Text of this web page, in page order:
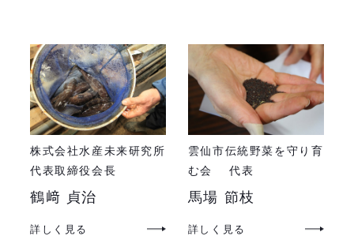
株式会社水産未来研究所
代表取締役会長
鶴﨑 貞治
詳しく見る
雲仙市伝統野菜を守り育
む会 代表
馬場 節枝
詳しく見る